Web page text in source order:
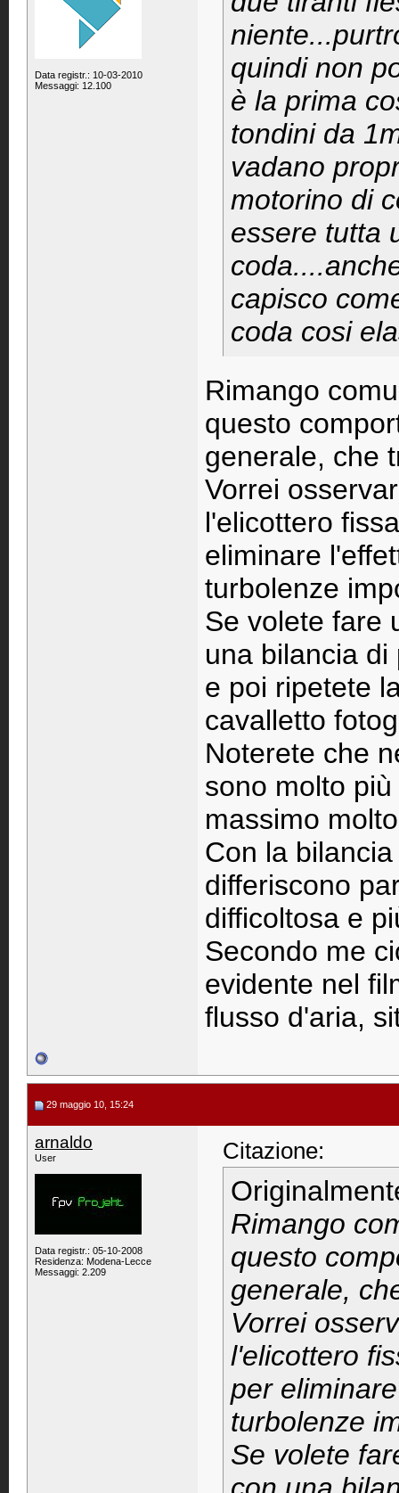
Data registr.: 10-03-2010
Messaggi: 12.100
quindi non
è la prima
tondini da
vadano
motorino di
essere tutta
capisco
coda cosi
Rimango
questo
generale, che
Vorrei
l'elicottero
eliminare
turbolenze
Se volete fare
una bilancia
e poi ripetete
cavalletto
Noterete che
sono molto
massimo
Con la
differiscono
difficoltosa e
Secondo me
evidente nel
flusso d'aria,
29 maggio 10, 15:24
arnaldo
User
Data registr.: 05-10-2008
Residenza: Modena-Lecce
Messaggi: 2.209
Citazione:
Rimango
questo
generale,
Vorrei
l'elicottero
per
turbolenze
Se volete